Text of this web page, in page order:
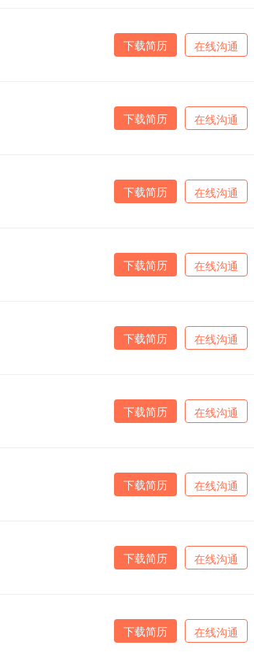
在线沟通
下载简历
在线沟通
下载简历
在线沟通
下载简历
在线沟通
下载简历
在线沟通
下载简历
在线沟通
下载简历
在线沟通
下载简历
在线沟通
下载简历
在线沟通
下载简历